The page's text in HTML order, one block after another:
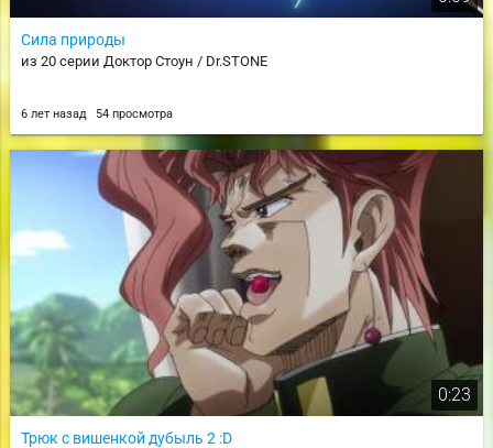
Сила природы
из 20 серии Доктор Стоун / Dr.STONE
6 лет назад 54 просмотра
0:23
Трюк с вишенкой дубыль 2 :D